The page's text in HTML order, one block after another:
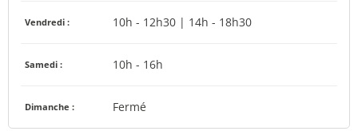
Vendredi : 10h - 12h30 | 14h - 18h30
Samedi : 10h - 16h
Dimanche : Fermé